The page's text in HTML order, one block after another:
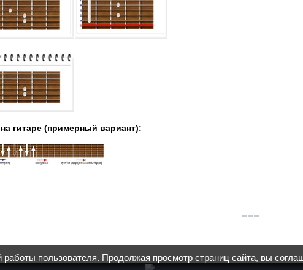
гитаре (примерный вариант):
пользователя. Продолжая просмотр страниц сайта, вы